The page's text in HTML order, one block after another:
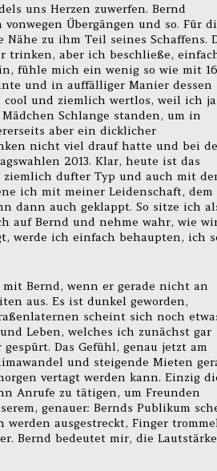
uns Herzen zuwerfen. Bernd
Übergängen und so. Für
zu ihm Teil seines Schaffens.
trinken, aber ich beschließe,
fühle mich ein wenig so wie mit
und in auffälliger Manier dessen
und ziemlich wertlos, weil ich ja
Schlange standen, um in
aber ein dicklicher
nicht viel drauf hatte und bei
2013. Klar, heute ist das
dufter Typ und auch mit
ich mit meiner Leidenschaft, dem
dann auch geklappt. So sitze ich
auf Bernd und nehme wahr, wie
werde ich einfach behaupten, ich
Bernd, wenn er gerade nicht an
aus. Es ist dunkel geworden,
scheint sich noch
Leben, welches ich zunächst gar
Das Gefühl, genau jetzt am
und steigende Mieten
vertagt werden kann. Einzig
Anrufe zu tätigen, um Freunden
genauer: Bernds Publikum
werden ausgestreckt, Finger
Bernd bedeutet mir, die Lautstärke